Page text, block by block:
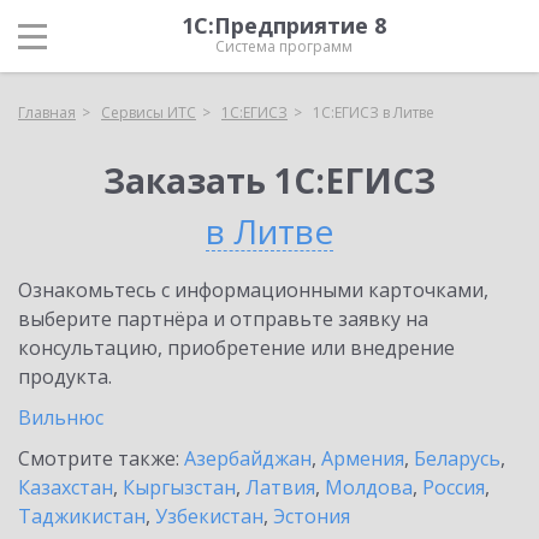
1С:Предприятие 8
Система программ
Главная Сервисы ИТС 1С:ЕГИСЗ 1С:ЕГИСЗ в Литве
Заказать 1С:ЕГИСЗ
в Литве
Ознакомьтесь с информационными карточками,
выберите партнёра и отправьте заявку на
консультацию, приобретение или внедрение
продукта.
Вильнюс
Смотрите также: Азербайджан, Армения, Беларусь,
Казахстан, Кыргызстан, Латвия, Молдова, Россия,
Таджикистан, Узбекистан, Эстония